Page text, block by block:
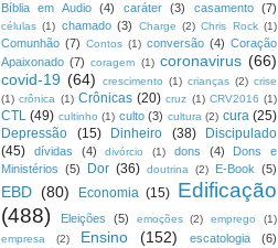
Bíblia em Audio
(4) caráter (3) casamento (7)
células (1) chamado (3) Charge (2) Chris Rock (1)
Comunhão (7) Contos (1) conversão (4) Coração
Apaixonado (7) coragem (1) coronavirus (66)
covid-19 (64) crescimento (1) crianças (2) crise
(1) crônica (1) Crônicas (20) cruz (1) CRV2016 (1)
CTL (49) cultinho (1) culto (3) cultura (2) cura (25)
Depressão
(15) Dinheiro (38)
Discipulado
(45)
dívidas (4) divórcio (1) dons (4)
Dons e
Ministérios (5) Dor (36) doutrina (2) E-Book (5)
EBD (80) Economia (15) Edificação
(488)
Eleições (5) emoções (2) emprego
(1)
empresa
(2) Ensino (152) escatologia
(6)